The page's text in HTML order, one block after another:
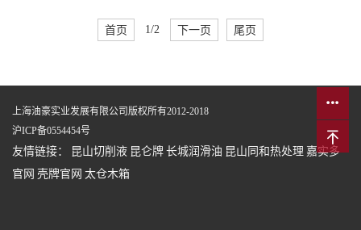
首页 1/2 下一页 尾页
上海油豪实业发展有限公司版权所有2012-2018
沪ICP备0554454号
友情链接： 昆山切削液 昆仑牌 长城润滑油 昆山同和热处理 嘉实多
官网 壳牌官网 太仓木箱